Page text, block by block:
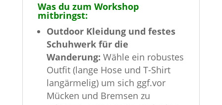
Was du zum Workshop
mitbringst:
Outdoor Kleidung und festes
Schuhwerk für die
Wanderung: Wähle ein robustes
Outfit (lange Hose und T-Shirt
langärmelig) um sich ggf.vor
Mücken und Bremsen zu